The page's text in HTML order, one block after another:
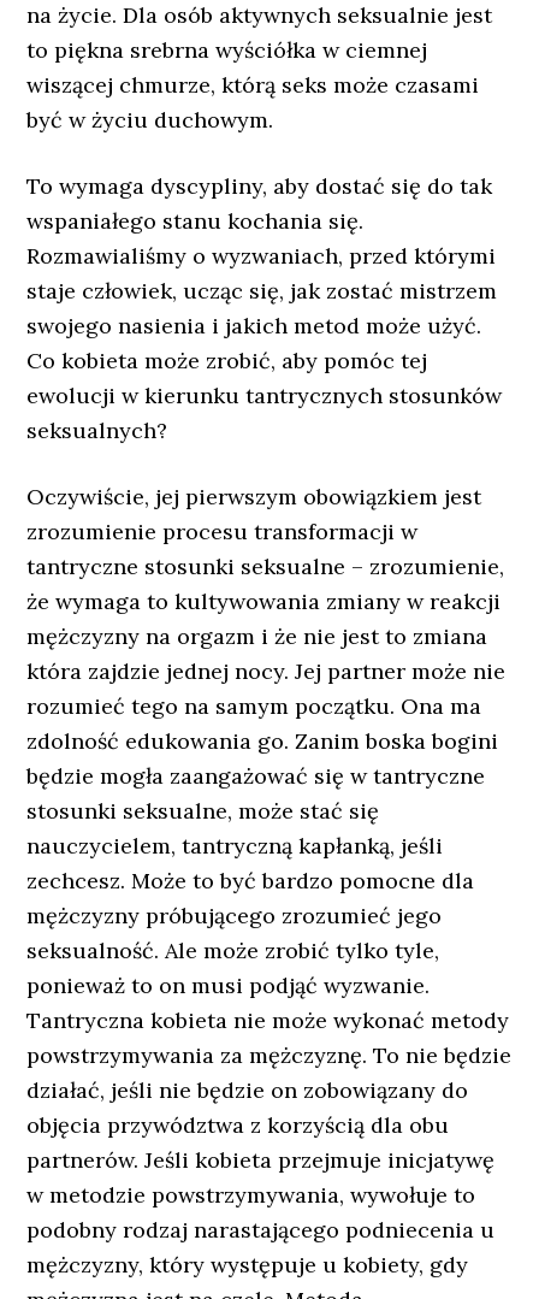
na życie. Dla osób aktywnych seksualnie jest
to piękna srebrna wyściółka w ciemnej
wiszącej chmurze, którą seks może czasami
być w życiu duchowym.
To wymaga dyscypliny, aby dostać się do tak
wspaniałego stanu kochania się.
Rozmawialiśmy o wyzwaniach, przed którymi
staje człowiek, ucząc się, jak zostać mistrzem
swojego nasienia i jakich metod może użyć.
Co kobieta może zrobić, aby pomóc tej
ewolucji w kierunku tantrycznych stosunków
seksualnych?
Oczywiście, jej pierwszym obowiązkiem jest
zrozumienie procesu transformacji w
tantryczne stosunki seksualne – zrozumienie,
że wymaga to kultywowania zmiany w reakcji
mężczyzny na orgazm i że nie jest to zmiana
która zajdzie jednej nocy. Jej partner może nie
rozumieć tego na samym początku. Ona ma
zdolność edukowania go. Zanim boska bogini
będzie mogła zaangażować się w tantryczne
stosunki seksualne, może stać się
nauczycielem, tantryczną kapłanką, jeśli
zechcesz. Może to być bardzo pomocne dla
mężczyzny próbującego zrozumieć jego
seksualność. Ale może zrobić tylko tyle,
ponieważ to on musi podjąć wyzwanie.
Tantryczna kobieta nie może wykonać metody
powstrzymywania za mężczyznę. To nie będzie
działać, jeśli nie będzie on zobowiązany do
objęcia przywództwa z korzyścią dla obu
partnerów. Jeśli kobieta przejmuje inicjatywę
w metodzie powstrzymywania, wywołuje to
podobny rodzaj narastającego podniecenia u
mężczyzny, który występuje u kobiety, gdy